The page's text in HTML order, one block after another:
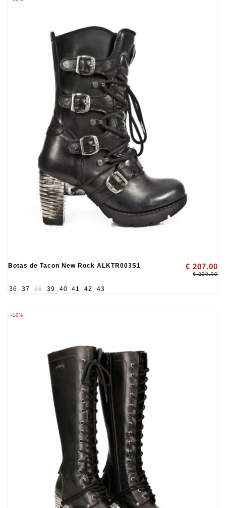
Botas de Tacon New Rock ALKTR003S1 € 207.00
€ 230.00
36 37 38 39 40 41 42 43
-10%